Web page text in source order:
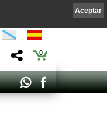
0
Aceptar